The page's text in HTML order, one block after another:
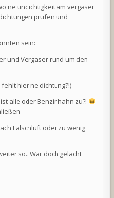
ne undichtigkeit am vergaser
prüfen und
sein:
und Vergaser rund um den
hier ne dichtung?!)
alle oder Benzinhahn zu?!
Falschluft oder zu wenig
so.. Wär doch gelacht